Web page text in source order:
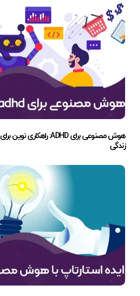
هوش مصنوعی برای ADHD: راهکاری نوین برای مدیریت تمرکز و بهبود
زندگی